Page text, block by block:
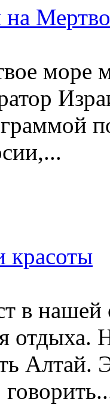
море
в нашей
отдыха.
Алтай.